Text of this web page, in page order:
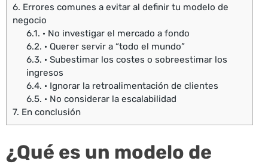
6. Errores comunes a evitar al definir tu modelo de
negocio
6.1. · No investigar el mercado a fondo
6.2. · Querer servir a “todo el mundo”
6.3. · Subestimar los costes o sobreestimar los
ingresos
6.4. · Ignorar la retroalimentación de clientes
6.5. · No considerar la escalabilidad
7. En conclusión
¿Qué es un modelo de